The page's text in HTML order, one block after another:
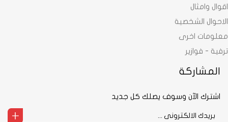
اقوال وامثال
الاحوال الشخصية
معلومات اخرى
ترفية - فوازير
المشاركة
اشترك الآن وسوف يصلك كل جديد